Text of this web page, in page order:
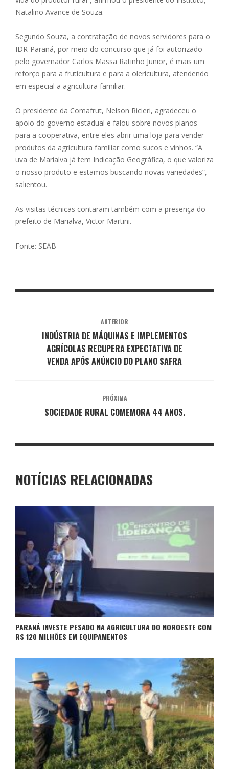
Natalino Avance de Souza.
Segundo Souza, a contratação de novos servidores para o
IDR-Paraná, por meio do concurso que já foi autorizado
pelo governador Carlos Massa Ratinho Junior, é mais um
reforço para a fruticultura e para a olericultura, atendendo
em especial a agricultura familiar.
O presidente da Comafrut, Nelson Ricieri, agradeceu o
apoio do governo estadual e falou sobre novos planos
para a cooperativa, entre eles abrir uma loja para vender
produtos da agricultura familiar como sucos e vinhos. “A
uva de Marialva já tem Indicação Geográfica, o que valoriza
o nosso produto e estamos buscando novas variedades”,
salientou.
As visitas técnicas contaram também com a presença do
prefeito de Marialva, Victor Martini.
Fonte: SEAB
ANTERIOR
INDÚSTRIA DE MÁQUINAS E IMPLEMENTOS
AGRÍCOLAS RECUPERA EXPECTATIVA DE
VENDA APÓS ANÚNCIO DO PLANO SAFRA
PRÓXIMA
SOCIEDADE RURAL COMEMORA 44 ANOS.
NOTÍCIAS RELACIONADAS
PARANÁ INVESTE PESADO NA AGRICULTURA DO NOROESTE COM
R$ 120 MILHÕES EM EQUIPAMENTOS